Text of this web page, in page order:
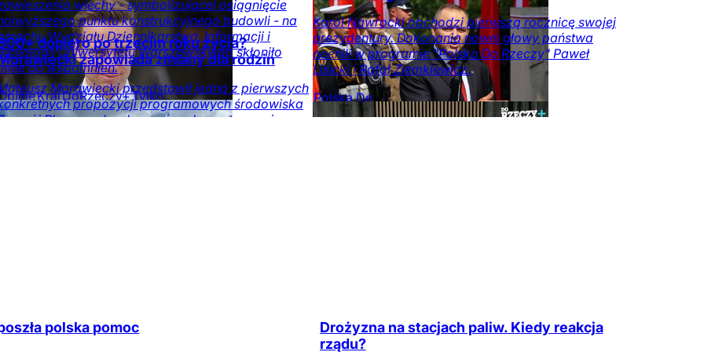
wiechy - symbolizującej osiągnięcie
punktu konstrukcyjnego budowli - na
Wydziału Dziennikarstwa, Informacji i
Uniwersytetu Warszawskiego skłoniło
do wspomnień.
KrajDoRzeczy+Tylko
DoRzeczy.pl
Karol Nawrocki obchodzi pierwszą rocznicę swojej
prezydentury. Dokonania nowej głowy państwa
ocenili w programie "Polska Do Rzeczy" Paweł
Lisicki i Rafał Ziemkiewicz.
Polska Do
RzeczyOpinieKrajTylko
dopiero po trzecim roku życia?
zapowiada zmiany dla rodzin
Morawiecki przedstawił jedną z pierwszych
propozycji programowych środowiska
Plus przed wyborami parlamentarnymi w
polska pomoc
Drożyzna na stacjach paliw. Kiedy reakcja
rządu?